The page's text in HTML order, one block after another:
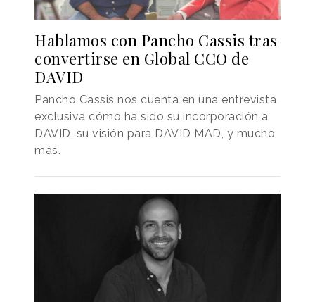
Hablamos con Pancho Cassis tras
convertirse en Global CCO de
DAVID
Pancho Cassis nos cuenta en una entrevista
exclusiva cómo ha sido su incorporación a
DAVID, su visión para DAVID MAD, y mucho
más.